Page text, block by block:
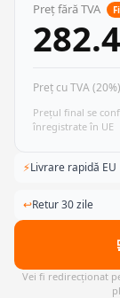
Preț fără TVA
Preț cu TVA
Prețul final se
înregistrate în UE
⚡Livrare rapidă EU
↩Retur 30 zile
Vei fi redirecționat